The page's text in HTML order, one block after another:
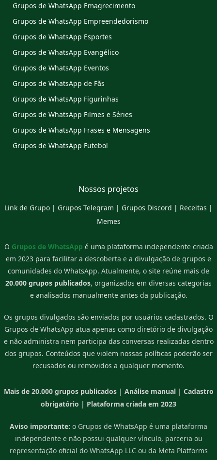
Grupos de WhatsApp Emagrecimento
Grupos de WhatsApp Empreendedorismo
Grupos de WhatsApp Esportes
Grupos de WhatsApp Evangélico
Grupos de WhatsApp Eventos
Grupos de WhatsApp de Fãs
Grupos de WhatsApp Figurinhas
Grupos de WhatsApp Filmes e Séries
Grupos de WhatsApp Frases e Mensagens
Grupos de WhatsApp Futebol
Nossos projetos
Link de Grupo | Grupos Telegram | Grupos Discord | Receitas |
Memes
O Grupos de WhatsApp é uma plataforma independente criada
em 2023 para facilitar a descoberta e a divulgação de grupos e
comunidades do WhatsApp. Atualmente, o site reúne mais de
20.000 grupos publicados, organizados em diversas categorias
e analisados manualmente antes da publicação.
Os grupos divulgados são enviados por usuários cadastrados. O
Grupos de WhatsApp atua apenas como diretório de divulgação
e não administra nem participa das conversas realizadas dentro
dos grupos. Conteúdos que violem nossas políticas poderão ser
recusados ou removidos a qualquer momento.
Mais de 20.000 grupos publicados| Análise manual| Cadastro
obrigatório | Plataforma criada em 2023
Aviso importante: o Grupos de WhatsApp é uma plataforma
independente e não possui qualquer vínculo, parceria ou
representação oficial do WhatsApp LLC ou da Meta Platforms